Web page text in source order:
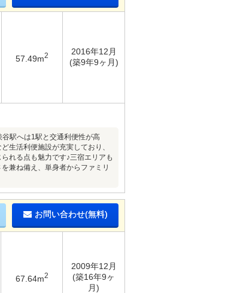
57.49m2
2016年12月
(築9年9ヶ月)
駅へは1駅と交通利便性が高
生活利便施設が充実しており、
れる点も魅力です♪三宿エリアも
兼ね備え、単身者からファミリ
お問い合わせ(無料)
67.64m2
2009年12月
(築16年9ヶ
月)